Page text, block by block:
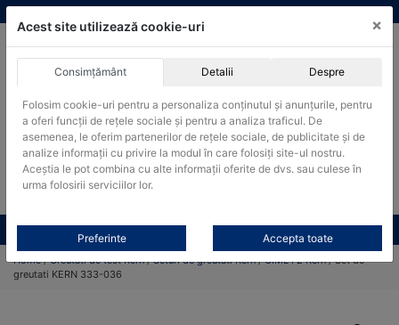
Skip
to
Produsele pot fi achizitionate si in sistemul SEAP / SICAP
Products
search
CAUTARE
Toate produsele CONTACT
Home/Greutati de test Kern/Seturi de greutati Kern/OIML F2 Kern/ Set de
greutati KERN 333-036
Acest site utilizează cookie-uri ×
Consimțământ Detalii Despre
Folosim cookie-uri pentru a personaliza conținutul și anunțurile, pentru
a oferi funcții de rețele sociale și pentru a analiza traficul. De
asemenea, le oferim partenerilor de rețele sociale, de publicitate și de
analize informații cu privire la modul în care folosiți site-ul nostru.
Aceștia le pot combina cu alte informații oferite de dvs. sau culese în
urma folosirii serviciilor lor.
Preferinte Accepta toate